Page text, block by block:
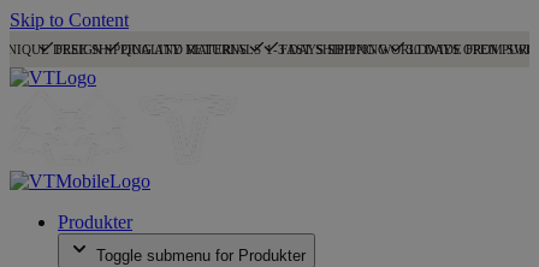
Skip to Content
DESIGN QUALITY MATERIALS FAST SHIPPING WORLDWIDE FROM
FREE SHIPPING AND RETURNS 1-3 DAYS SHIPPING 30 DAYS OPEN
Produkter
Toggle submenu for Produkter